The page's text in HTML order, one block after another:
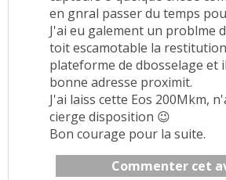
en gnral passer du temps
J'ai eu galement un problme
toit escamotable la
plateforme de dbosselage et
bonne adresse proximit.
J'ai laiss cette Eos 200Mkm,
cierge disposition 😉
Bon courage pour la suite.
Commenter cet